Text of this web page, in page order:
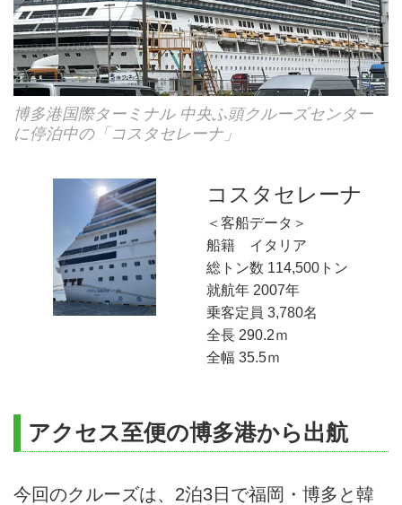
博多港国際ターミナル 中央ふ頭クルーズセンター
に停泊中の「コスタセレーナ」
コスタセレーナ
＜客船データ＞
船籍 イタリア
総トン数 114,500トン
就航年 2007年
乗客定員 3,780名
全長 290.2ｍ
全幅 35.5ｍ
アクセス至便の博多港から出航
今回のクルーズは、2泊3日で福岡・博多と韓